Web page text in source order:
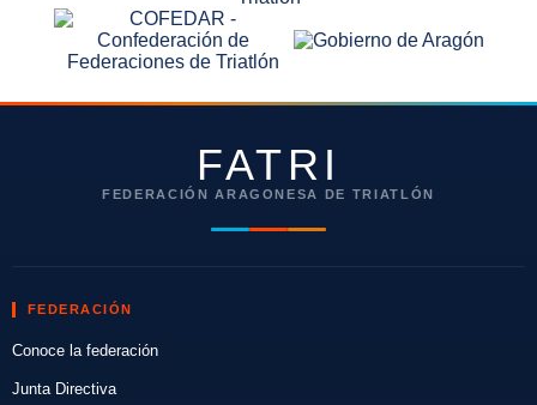
FATRI
FEDERACIÓN ARAGONESA DE TRIATLÓN
FEDERACIÓN
Conoce la federación
Junta Directiva